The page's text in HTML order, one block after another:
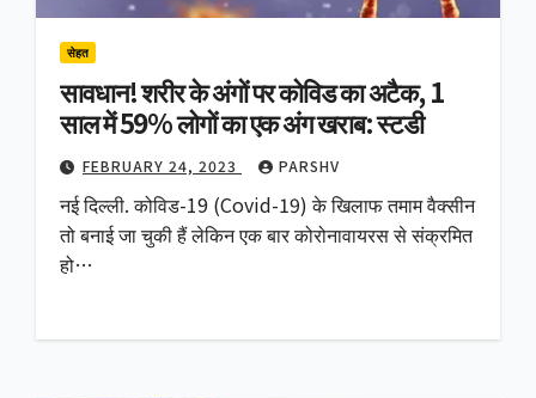
सेहत
सावधान! शरीर के अंगों पर कोविड का अटैक, 1
साल में 59% लोगों का एक अंग खराब: स्टडी
FEBRUARY 24, 2023 PARSHV
नई दिल्ली. कोविड-19 (Covid-19) के खिलाफ तमाम वैक्सीन
तो बनाई जा चुकी हैं लेकिन एक बार कोरोनावायरस से संक्रमित
हो…